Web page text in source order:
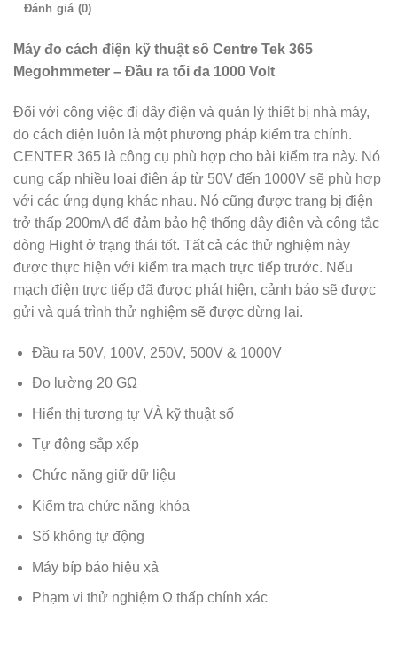
Đánh giá (0)
Máy đo cách điện kỹ thuật số Centre Tek 365
Megohmmeter – Đầu ra tối đa 1000 Volt
Đối với công việc đi dây điện và quản lý thiết bị nhà máy,
đo cách điện luôn là một phương pháp kiểm tra chính.
CENTER 365 là công cụ phù hợp cho bài kiểm tra này. Nó
cung cấp nhiều loại điện áp từ 50V đến 1000V sẽ phù hợp
với các ứng dụng khác nhau. Nó cũng được trang bị điện
trở thấp 200mA để đảm bảo hệ thống dây điện và công tắc
dòng Hight ở trạng thái tốt. Tất cả các thử nghiệm này
được thực hiện với kiểm tra mạch trực tiếp trước. Nếu
mạch điện trực tiếp đã được phát hiện, cảnh báo sẽ được
gửi và quá trình thử nghiệm sẽ được dừng lại.
Đầu ra 50V, 100V, 250V, 500V & 1000V
Đo lường 20 GΩ
Hiển thị tương tự VÀ kỹ thuật số
Tự động sắp xếp
Chức năng giữ dữ liệu
Kiểm tra chức năng khóa
Số không tự động
Máy bíp báo hiệu xả
Phạm vi thử nghiệm Ω thấp chính xác